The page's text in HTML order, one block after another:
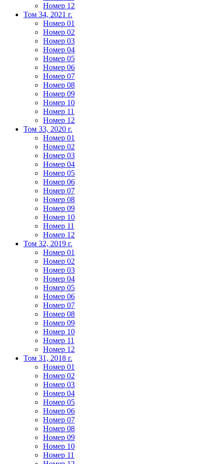
Номер 12
Том 34, 2021 г.
Номер 01
Номер 02
Номер 03
Номер 04
Номер 05
Номер 06
Номер 07
Номер 08
Номер 09
Номер 10
Номер 11
Номер 12
Том 33, 2020 г.
Номер 01
Номер 02
Номер 03
Номер 04
Номер 05
Номер 06
Номер 07
Номер 08
Номер 09
Номер 10
Номер 11
Номер 12
Том 32, 2019 г.
Номер 01
Номер 02
Номер 03
Номер 04
Номер 05
Номер 06
Номер 07
Номер 08
Номер 09
Номер 10
Номер 11
Номер 12
Том 31, 2018 г.
Номер 01
Номер 02
Номер 03
Номер 04
Номер 05
Номер 06
Номер 07
Номер 08
Номер 09
Номер 10
Номер 11